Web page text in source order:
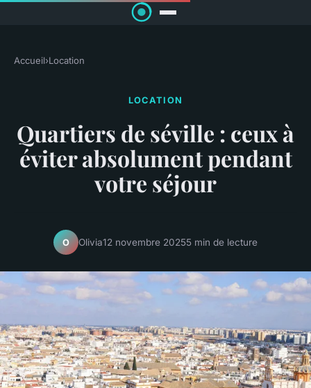
Accueil›Location
LOCATION
Quartiers de séville : ceux à
éviter absolument pendant
votre séjour
O Olivia12 novembre 20255 min de lecture